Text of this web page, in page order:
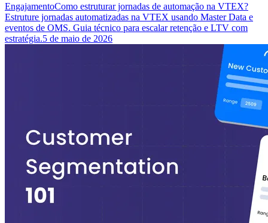
EngajamentoComo estruturar jornadas de automação na VTEX?
Estruture jornadas automatizadas na VTEX usando Master Data e
eventos de OMS. Guia técnico para escalar retenção e LTV com
estratégia.5 de maio de 2026